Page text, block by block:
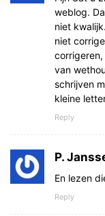
weblog.
niet
niet
van
schrijven
kleine
Reply
P.
En lezen
Reply